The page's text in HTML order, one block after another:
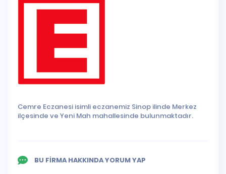
Cemre Eczanesi isimli eczanemiz Sinop ilinde Merkez
ilçesinde ve Yeni Mah mahallesinde bulunmaktadır.
BU FİRMA HAKKINDA YORUM YAP